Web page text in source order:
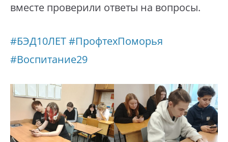
вместе проверили ответы на вопросы.
#БЭД10ЛЕТ#ПрофтехПоморья
#Воспитание29